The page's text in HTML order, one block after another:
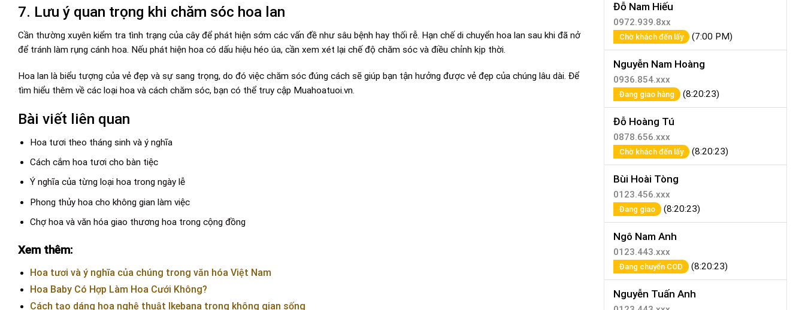
7. Lưu ý quan trọng khi chăm sóc hoa lan
Cần thường xuyên kiểm tra tình trạng của cây để phát hiện sớm các vấn đề như sâu bệnh hay thối rễ. Hạn chế di chuyển hoa lan sau khi đã nở
để tránh làm rụng cánh hoa. Nếu phát hiện hoa có dấu hiệu héo úa, cần xem xét lại chế độ chăm sóc và điều chỉnh kịp thời.
Hoa lan là biểu tượng của vẻ đẹp và sự sang trọng, do đó việc chăm sóc đúng cách sẽ giúp bạn tận hưởng được vẻ đẹp của chúng lâu dài. Để
tìm hiểu thêm về các loại hoa và cách chăm sóc, bạn có thể truy cập Muahoatuoi.vn.
Bài viết liên quan
Hoa tươi theo tháng sinh và ý nghĩa
Cách cắm hoa tươi cho bàn tiệc
Ý nghĩa của từng loại hoa trong ngày lễ
Phong thủy hoa cho không gian làm việc
Chợ hoa và văn hóa giao thương hoa trong cộng đồng
Xem thêm:
Hoa tươi và ý nghĩa của chúng trong văn hóa Việt Nam
Hoa Baby Có Hợp Làm Hoa Cưới Không?
Cách tạo dáng hoa nghệ thuật Ikebana trong không gian sống
Đỗ Nam Hiếu
0972.939.8xx
Chờ khách đến lấy (7:00 PM)
Nguyễn Nam Hoàng
0936.854.xxx
Đang giao hàng (8:20:23)
Đỗ Hoàng Tú
0878.656.xxx
Chờ khách đến lấy (8:20:23)
Bùi Hoài Tòng
0123.456.xxx
Đang giao (8:20:23)
Ngô Nam Anh
0123.443.xxx
Đang chuyển COD (8:20:23)
Nguyễn Tuấn Anh